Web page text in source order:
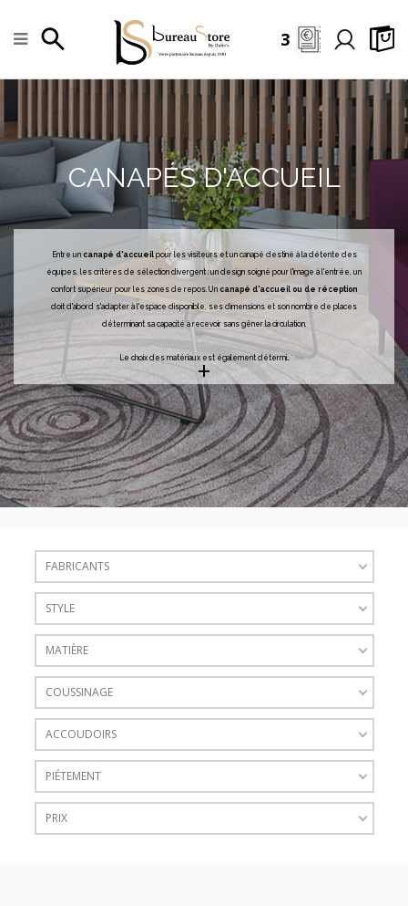
3
CANAPÉS D'ACCUEIL
Entre un canapé d'accueilpour les visiteurs et un canapé destiné à la détente des
équipes, les critères de sélection divergent : un design soigné pour l'image à l'entrée, un
confort supérieur pour les zones de repos. Un canapé d'accueil ou de réception
doit d'abord s'adapter à l'espace disponible, ses dimensions et son nombre de places
déterminant sa capacité à recevoir sans gêner la circulation.
Le choix des matériaux est également détermi...
+
FABRICANTS
STYLE
MATIÈRE
COUSSINAGE
ACCOUDOIRS
PIÉTEMENT
PRIX